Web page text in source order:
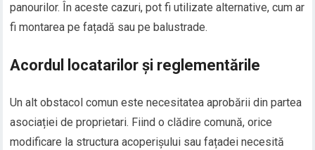
panourilor. În aceste cazuri, pot fi utilizate alternative, cum ar
fi montarea pe fațadă sau pe balustrade.
Acordul locatarilor și reglementările
Un alt obstacol comun este necesitatea aprobării din partea
asociației de proprietari. Fiind o clădire comună, orice
modificare la structura acoperișului sau fațadei necesită